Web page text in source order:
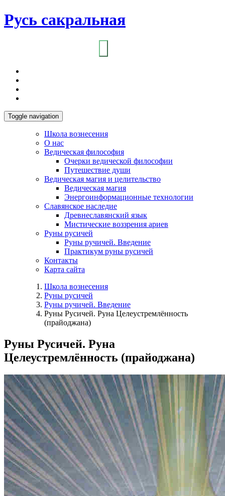
Русь сакральная
Toggle navigation
Школа вознесения
О нас
Ведическая философия
Очерки ведической философии
Путешествие души
Ведическая магия и целительство
Ведическая магия
Энергоинформационные технологии
Славянское наследие
Древнеславянский язык
Мистические воззрения ариев
Руны русичей
Руны ручичей. Введение
Практикум руны русичей
Контакты
Карта сайта
Школа вознесения
Руны русичей
Руны ручичей. Введение
Руны Русичей. Руна Целеустремлённость
(прайоджана)
Руны Русичей. Руна
Целеустремлённость (прайоджана)